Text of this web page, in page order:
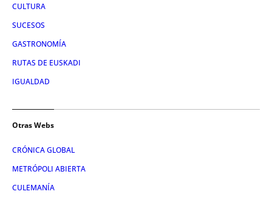
CULTURA
SUCESOS
GASTRONOMÍA
RUTAS DE EUSKADI
IGUALDAD
Otras Webs
CRÓNICA GLOBAL
METRÓPOLI ABIERTA
CULEMANÍA